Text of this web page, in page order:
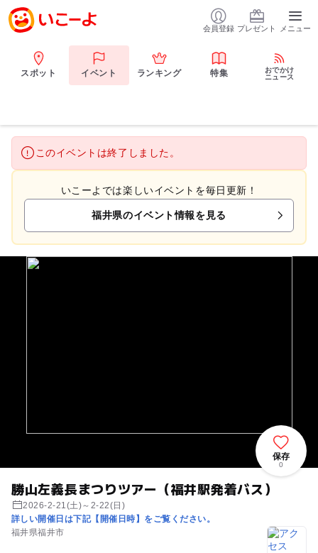
会員登録 プレゼント メニュー
スポット イベント ランキング 特集
おでかけ
ニュース
このイベントは終了しました。
いこーよでは楽しいイベントを毎日更新！
福井県のイベント情報を見る
勝山左義長まつりツアー（福井駅発着バス）
2026-2-21(土)～2-22(日)
詳しい開催日は下記【開催日時】をご覧ください。
福井県福井市
保存
0